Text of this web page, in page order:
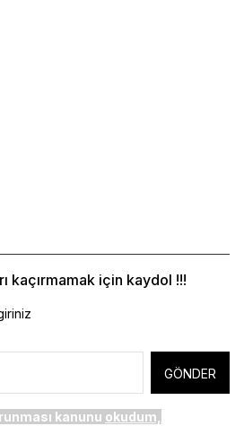
kaçırmamak için kaydol !!!
GÖNDER
kanunu okudum,